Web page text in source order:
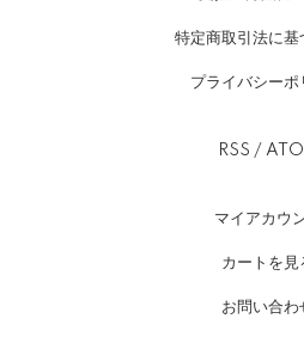
特定商取引法に基
プライバシーポ
RSS /
マイアカウ
カートを見
お問い合わ